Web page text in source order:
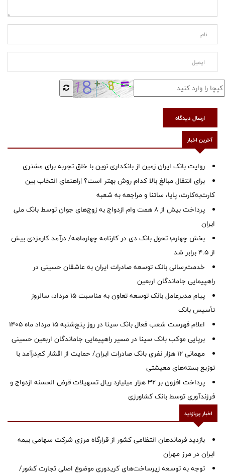
ارسال دیدگاه
آخرین اخبار
روایت بانک ایران زمین از بانکداری نوین با خلق تجربه برای مشتری
برای انتقال مبالغ بالا کدام روش بهتر است؟ |راهنمای انتخاب بین
کارت‌به‌کارت، پایا، ساتنا و مراجعه به شعبه
پرداخت بیش از ۸ همت وام ازدواج به زوج‌های جوان توسط بانک ملی
ایران
بخش چهارم؛ تحول بانک دی در کارنامه چهارماهه/ درآمد کارمزدی بیش
از ۴.۵ برابر شد
خدمت‌رسانی بانک توسعه صادرات ایران به عاشقان حسینی در
راهپیمایی جاماندگان اربعین
پیام مدیرعامل بانک توسعه تعاون به مناسبت 15 مرداد، سالروز
تأسیس بانک
اعلام فهرست شعب فعال بانک سینا در روز پنج‌شنبه 15 مرداد ماه 1405
برپایی موکب بانک سینا در مسیر راهپیمایی جاماندگان اربعین حسینی
مهمانی ۱۲ هزار نفری بانک صادرات ایران/ حمایت از اقشار کم‌درآمد با
توزیع بسته‌های معیشتی
پرداخت افزون بر 32 هزار میلیارد ریال تسهیلات قرض الحسنه ازدواج و
فرزندآوری توسط بانک کشاورزی
اخبار پربازدید
بازدید فرماندهان انتظامی کشور از قرارگاه مرزی شرکت سهامی بیمه
ایران در مرز مهران
توجه به توسعه زیرساخت‌های کریدوری موضوع اصلی تجارت کشور/